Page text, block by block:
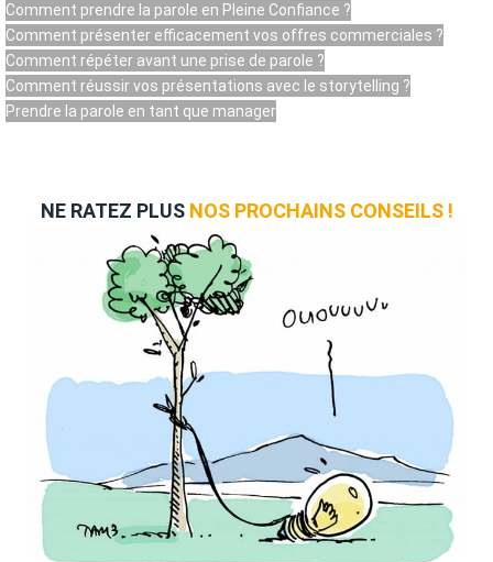
Comment prendre la parole en Pleine Confiance ?
Comment présenter efficacement vos offres commerciales ?
Comment répéter avant une prise de parole ?
Comment réussir vos présentations avec le storytelling ?
Prendre la parole en tant que manager
NE RATEZ PLUS NOS PROCHAINS CONSEILS !